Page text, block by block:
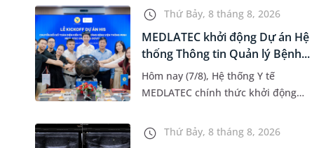
Thứ Bảy, 8 tháng 8, 2026
MEDLATEC khởi động Dự án Hệ
thống Thông tin Quản lý Bệnh...
Hôm nay (7/8), Hệ thống Y tế
MEDLATEC chính thức khởi động
Bệnh viện (HIS - Hospital
Information System) giai đoạn mới.
Thứ Bảy, 8 tháng 8, 2026